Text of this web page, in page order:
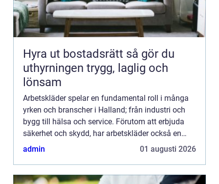
Hyra ut bostadsrätt så gör du
uthyrningen trygg, laglig och
lönsam
Arbetskläder spelar en fundamental roll i många
yrken och branscher i Halland; från industri och
bygg till hälsa och service. Förutom att erbjuda
säkerhet och skydd, har arbetskläder också en
viktig funktion...
admin 01 augusti 2026